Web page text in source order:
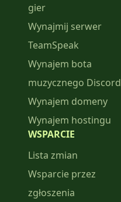
gier
Wynajmij serwer
TeamSpeak
Wynajem bota
muzycznego Discord
Wynajem domeny
Wynajem hostingu
WSPARCIE
Lista zmian
Wsparcie przez
zgłoszenia